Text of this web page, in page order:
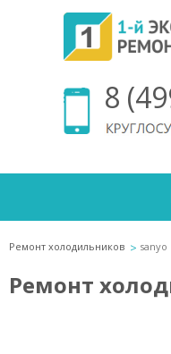
8
Ремонт холодильников sanyo
Ремонт